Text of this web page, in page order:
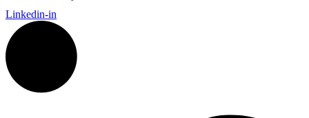
Linkedin-in